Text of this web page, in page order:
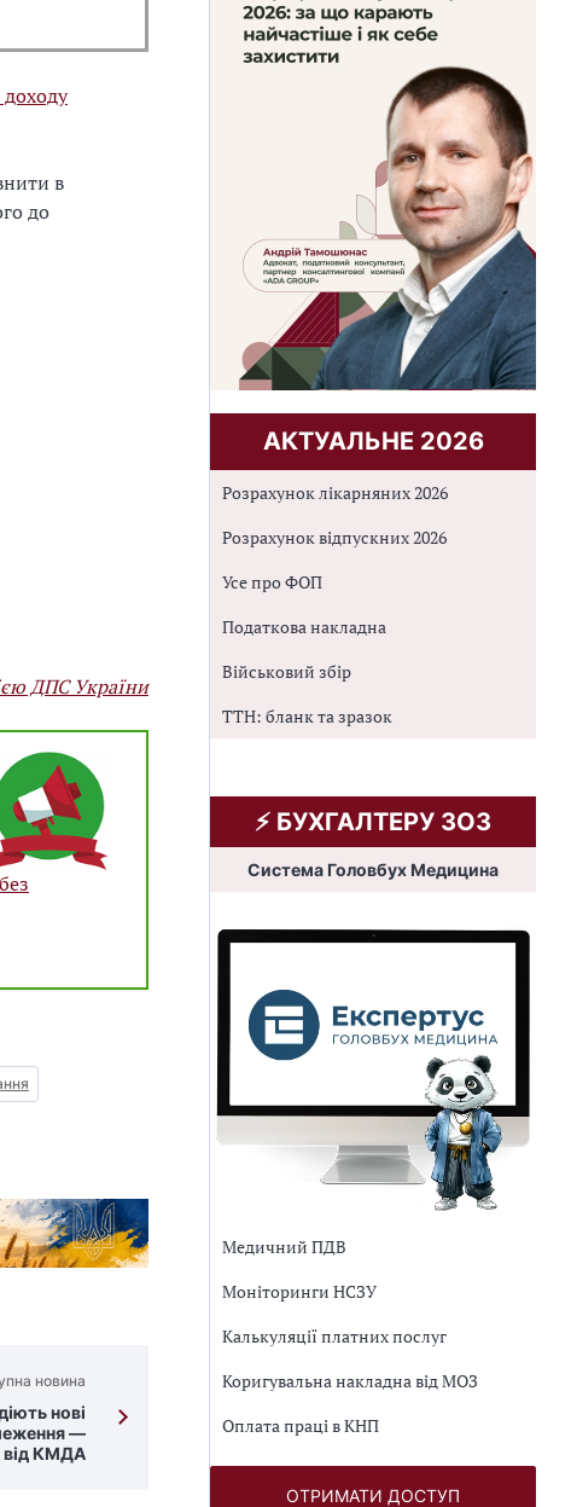
доходу
в
до
ДПС України
новина
нові
—
від КМДА
АКТУАЛЬНЕ 2026
Розрахунок лікарняних 2026
Розрахунок відпускних 2026
Усе про ФОП
Податкова накладна
Військовий збір
ТТН: бланк та зразок
⚡️ БУХГАЛТЕРУ ЗОЗ
Система Головбух Медицина
Медичний ПДВ
Моніторинги НСЗУ
Калькуляції платних послуг
Коригувальна накладна від МОЗ
Оплата праці в КНП
ОТРИМАТИ ДОСТУП